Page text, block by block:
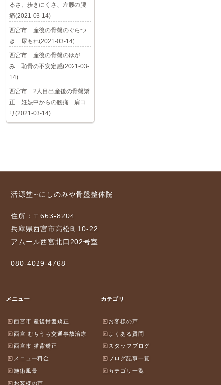
るさ、歩きにくさ、左腰の腰
痛(2021-03-14)
西宮市 産後の骨盤のぐらつ
き 尿もれ(2021-03-14)
西宮市 産後の骨盤のゆが
み 恥骨の不安定感(2021-03-
14)
西宮市 2人目出産後の骨盤矯
正 妊娠中からの腰痛 肩コ
リ(2021-03-14)
活源堂∼にしのみや骨盤整体院
住所：〒663-8204
兵庫県西宮市高松町10-22
アムール西宮北口202号室
080-4029-4768
メニュー
西宮市 産後骨盤矯正
西宮 むちうち交通事故治療
西宮市 猫背矯正
メニュー料金
施術風景
お客様の声
カテゴリ
お客様の声
よくある質問
スタッフブログ
ブログ記事一覧
カテゴリ一覧